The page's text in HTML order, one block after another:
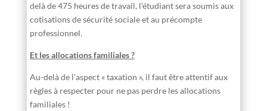
delà de 475 heures de travail, l’étudiant sera soumis aux
cotisations de sécurité sociale et au précompte
professionnel.
Et les allocations familiales ?
Au-delà de l’aspect « taxation », il faut être attentif aux
règles à respecter pour ne pas perdre les allocations
familiales !